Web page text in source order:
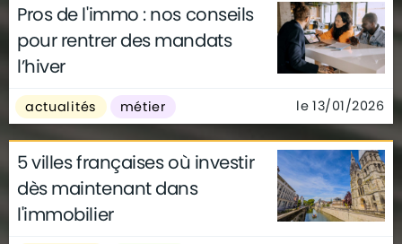
Pros de l'immo : nos conseils
pour rentrer des mandats
l’hiver
actualités métier le 13/01/2026
5 villes françaises où investir
dès maintenant dans
l'immobilier